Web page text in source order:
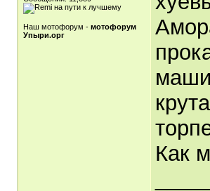
Наш мотофорум - мотофорум
Упыри.орг
Как